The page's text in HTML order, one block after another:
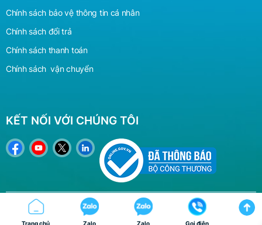
Chính sách bảo vệ thông tin cá nhân
Chính sách đổi trả
Chính sách thanh toán
Chính sách vận chuyển
KẾT NỐI VỚI CHÚNG TÔI
©2024 Lotuslighting.vn
Trang chủ Zalo Zalo Gọi điện